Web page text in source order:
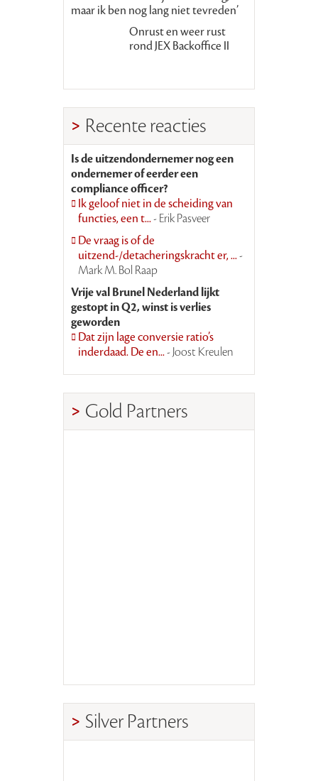
maar ik ben nog lang niet tevreden’
Onrust en weer rust
rond JEX Backoffice II
Recente reacties
Is de uitzendondernemer nog een
ondernemer of eerder een
compliance officer?
Ik geloof niet in de scheiding van
functies, een t...- Erik Pasveer
De vraag is of de
uitzend-/detacheringskracht er, ...-
Mark M. Bol Raap
Vrije val Brunel Nederland lijkt
gestopt in Q2, winst is verlies
geworden
Dat zijn lage conversie ratio’s
inderdaad. De en...- Joost Kreulen
Gold Partners
Silver Partners